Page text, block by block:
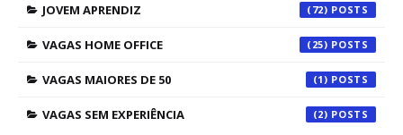
JOVEM APRENDIZ (72)
VAGAS HOME OFFICE (25)
VAGAS MAIORES DE 50 (1)
VAGAS SEM EXPERIÊNCIA (2)